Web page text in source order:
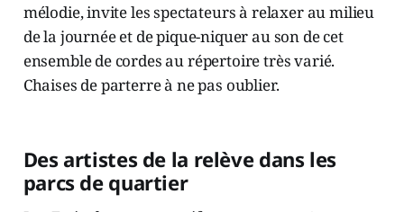
mélodie, invite les spectateurs à relaxer au milieu
de la journée et de pique-niquer au son de cet
ensemble de cordes au répertoire très varié.
Chaises de parterre à ne pas oublier.
Des artistes de la relève dans les
parcs de quartier